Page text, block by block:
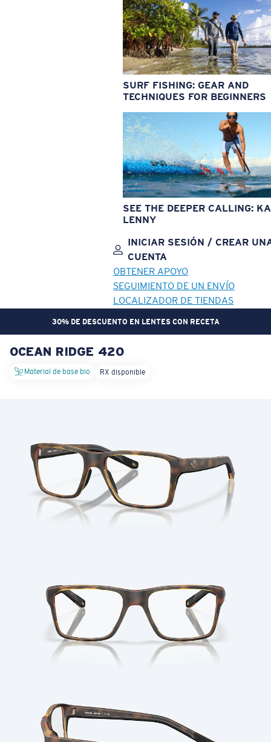
SURF FISHING: GEAR AND
TECHNIQUES FOR BEGINNERS
SEE THE DEEPER CALLING:
LENNY
INICIAR SESIÓN / CREAR
CUENTA
OBTENER APOYO
SEGUIMIENTO DE UN ENVÍO
LOCALIZADOR DE TIENDAS
30% DE DESCUENTO EN LENTES CON RECETA
OBJETIVO ACTUALIZADO
Precio:
Cantidad:
OCEAN RIDGE 420
Material de base bio RX disponible